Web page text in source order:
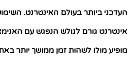
העדכני ביותר בעולם האינטרנט.
אינטרנט גורם לגולש הנפגש עם
מופיע מולו לשהות זמן ממושך יותר